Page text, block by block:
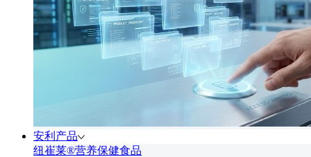
安利产品
纽崔莱®营养保健食品